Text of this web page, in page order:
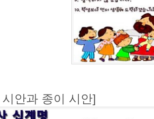
안과 종이 시안]